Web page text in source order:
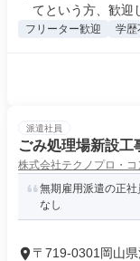
てという方、歓迎
フリーター歓迎 学歴
派遣社員
ごみ処理場新設工
株式会社テクノプロ・
無期雇用派遣の正
なし
〒719-0301岡山